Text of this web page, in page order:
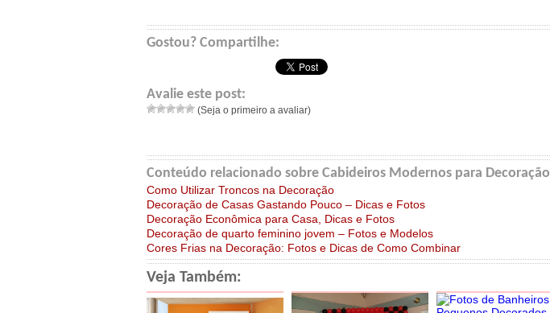
Gostou? Compartilhe:
Avalie este post:
(Seja o primeiro a avaliar)
Conteúdo relacionado sobre Cabideiros Modernos para Decoração
Como Utilizar Troncos na Decoração
Decoração de Casas Gastando Pouco – Dicas e Fotos
Decoração Econômica para Casa, Dicas e Fotos
Decoração de quarto feminino jovem – Fotos e Modelos
Cores Frias na Decoração: Fotos e Dicas de Como Combinar
Veja Também: